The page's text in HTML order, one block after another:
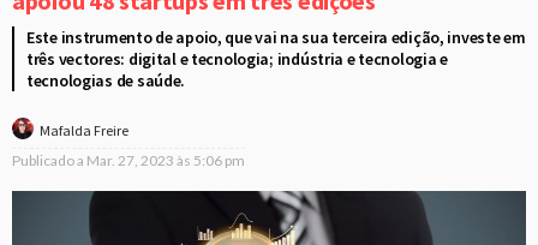
Este instrumento de apoio, que vai na sua terceira edição, investe em
três vectores: digital e tecnologia; indústria e tecnologia e
tecnologias de saúde.
Mafalda Freire
Publicado a Mar. 27, 2023 às 5:06 pm